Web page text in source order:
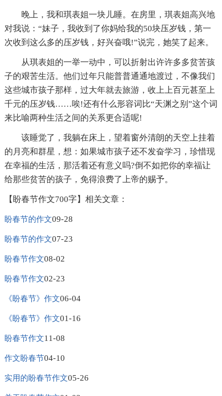
晚上，我和琪表姐一块儿睡。在房里，琪表姐高兴地
对我说：“妹子，我收到了你妈给我的50块压岁钱，第一
次收到这么多的压岁钱，好兴奋哦!”说完，她笑了起来。
从琪表姐的一举一动中，可以折射出许许多多贫苦孩
子的艰苦生活。他们过年只能普普通通地渡过，不像我们
这些城市孩子那样，过大年就去旅游，收上上百元甚至上
千元的压岁钱……唉!还有什么形容词比“天渊之别”这个词
来比喻两种生活之间的关系更合适呢!
该睡觉了，我躺在床上，望着窗外清朗的天空上挂着
的月亮和群星，想：如果城市孩子还不发奋学习，珍惜现
在幸福的生活，那活着还有意义吗?倒不如把你的幸福让
给那些贫苦的孩子，免得浪费了上帝的赐予。
【盼春节作文700字】相关文章：
盼春节的作文09-28
盼春节的作文07-23
盼春节作文08-02
盼春节作文02-23
《盼春节》作文06-04
《盼春节》作文01-16
盼春节作文11-08
作文盼春节04-10
实用的盼春节作文05-26